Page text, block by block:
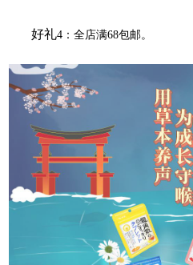
好礼4：全店满68包邮。